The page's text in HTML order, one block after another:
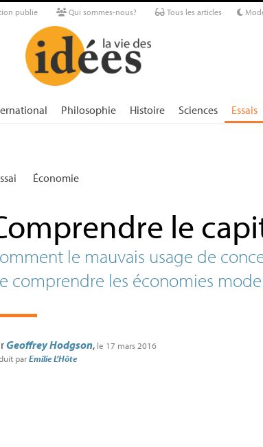
publie Qui sommes-nous? Tous les articles
Philosophie Histoire Sciences Essais
Économie
le
le mauvais usage de
comprendre les économies
Geoffrey Hodgson, le 17 mars 2016
parEmilie L’Hôte